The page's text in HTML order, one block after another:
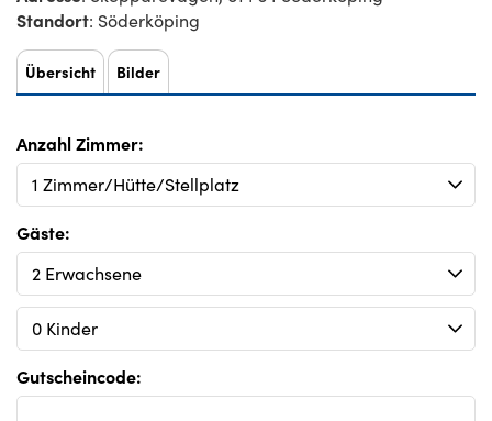
Standort: Söderköping
Übersicht Bilder
Anzahl Zimmer:
Gäste:
Gutscheincode: